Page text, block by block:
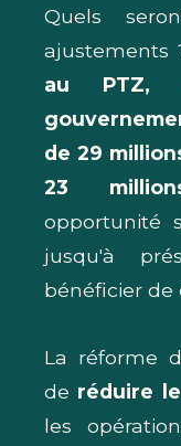
Quels
ajustements
au PTZ,
de 29
23
opportunité
jusqu'à
bénéficier de
La réforme
de réduire
les